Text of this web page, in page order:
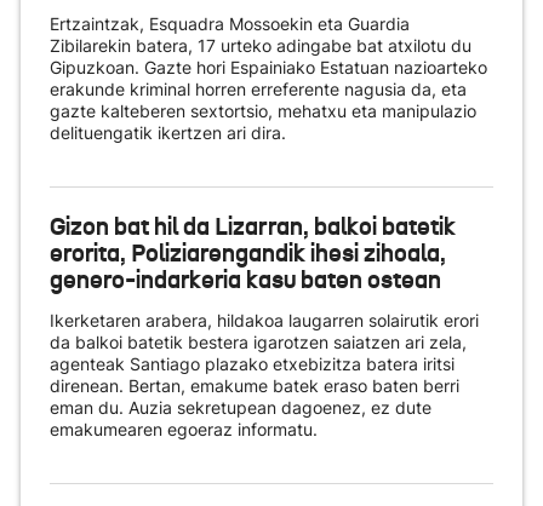
Ertzaintzak, Esquadra Mossoekin eta Guardia
Zibilarekin batera, 17 urteko adingabe bat atxilotu du
Gipuzkoan. Gazte hori Espainiako Estatuan nazioarteko
erakunde kriminal horren erreferente nagusia da, eta
gazte kalteberen sextortsio, mehatxu eta manipulazio
delituengatik ikertzen ari dira.
Gizon bat hil da Lizarran, balkoi batetik
erorita, Poliziarengandik ihesi zihoala,
genero-indarkeria kasu baten ostean
Ikerketaren arabera, hildakoa laugarren solairutik erori
da balkoi batetik bestera igarotzen saiatzen ari zela,
agenteak Santiago plazako etxebizitza batera iritsi
direnean. Bertan, emakume batek eraso baten berri
eman du. Auzia sekretupean dagoenez, ez dute
emakumearen egoeraz informatu.